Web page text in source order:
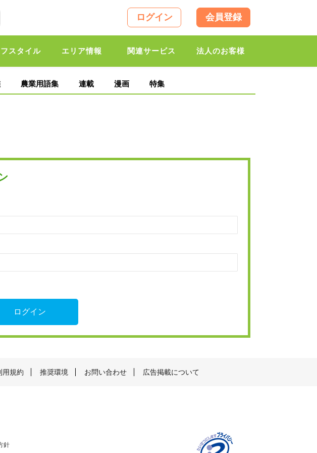
ログイン 会員登録
スタイル エリア情報 関連サービス 法人のお客様
農業用語集 連載 漫画 特集
用規約 推奨環境 お問い合わせ 広告掲載について
針